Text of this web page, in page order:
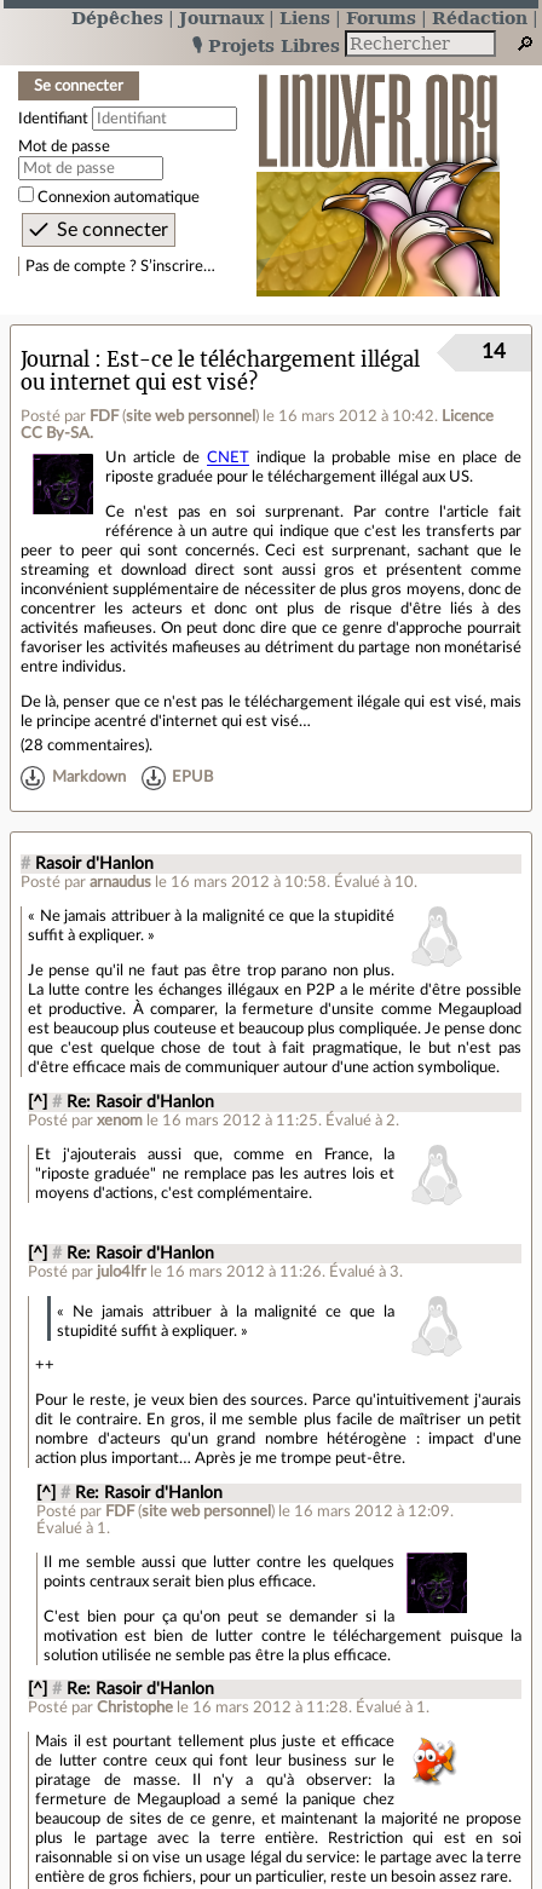
Dépêches Journaux Liens Forums
Rédaction
🎙️ Projets Libres
Se connecter
Identifiant
Mot de passe
Connexion automatique
Pas de compte ? S’inscrire…
Journal
Est-ce le téléchargement illégal
ou internet qui est visé?
Posté par FDF (site web personnel ) le 16 mars 2012 à 10:42. Licence
CC By‑SA.
14
Un article de CNET
indique la probable mise en place de
riposte graduée pour le téléchargement illégal aux US.
Ce n'est pas en soi surprenant. Par contre l'article fait
référence à un autre qui indique que c'est les transferts par
peer to peer qui sont concernés. Ceci est surprenant, sachant que le
streaming et download direct sont aussi gros et présentent comme
inconvénient supplémentaire de nécessiter de plus gros moyens, donc de
concentrer les acteurs et donc ont plus de risque d'être liés à des
activités mafieuses. On peut donc dire que ce genre d'approche pourrait
favoriser les activités mafieuses au détriment du partage non monétarisé
entre individus.
De là, penser que ce n'est pas le téléchargement ilégale qui est visé, mais
le principe acentré d'internet qui est visé…
(28 commentaires).
Markdown EPUB
# Rasoir d'Hanlon
Posté par arnaudus le 16 mars 2012 à 10:58. Évalué à 10.
« Ne jamais attribuer à la malignité ce que la stupidité
suffit à expliquer. »
Je pense qu'il ne faut pas être trop parano non plus.
La lutte contre les échanges illégaux en P2P a le mérite d'être possible
et productive. À comparer, la fermeture d'unsite comme Megaupload
est beaucoup plus couteuse et beaucoup plus compliquée. Je pense donc
que c'est quelque chose de tout à fait pragmatique, le but n'est pas
d'être efficace mais de communiquer autour d'une action symbolique.
[^] # Re: Rasoir d'Hanlon
Posté parxenom le 16 mars 2012 à 11:25. Évalué à 2.
Et j'ajouterais aussi que, comme en France, la
"riposte graduée" ne remplace pas les autres lois et
moyens d'actions, c'est complémentaire.
[^] # Re: Rasoir d'Hanlon
Posté par julo4lfr le 16 mars 2012 à 11:26. Évalué à 3.
« Ne jamais attribuer à la malignité ce que la
stupidité suffit à expliquer. »
++
Pour le reste, je veux bien des sources. Parce qu'intuitivement j'aurais
dit le contraire. En gros, il me semble plus facile de maîtriser un petit
nombre d'acteurs qu'un grand nombre hétérogène : impact d'une
action plus important… Après je me trompe peut-être.
[^] # Re: Rasoir d'Hanlon
Posté par FDF(site web personnel ) le 16 mars 2012 à 12:09.
Évalué à 1 .
Il me semble aussi que lutter contre les quelques
points centraux serait bien plus efficace.
C'est bien pour ça qu'on peut se demander si la
motivation est bien de lutter contre le téléchargement puisque la
solution utilisée ne semble pas être la plus efficace.
[^] # Re: Rasoir d'Hanlon
Posté parChristophe le 16 mars 2012 à 11:28. Évalué à 1.
Mais il est pourtant tellement plus juste et efficace
de lutter contre ceux qui font leur business sur le
piratage de masse. Il n'y a qu'à observer: la
fermeture de Megaupload a semé la panique chez
beaucoup de sites de ce genre, et maintenant la majorité ne propose
plus le partage avec la terre entière. Restriction qui est en soi
raisonnable si on vise un usage légal du service: le partage avec la terre
entière de gros fichiers, pour un particulier, reste un besoin assez rare.